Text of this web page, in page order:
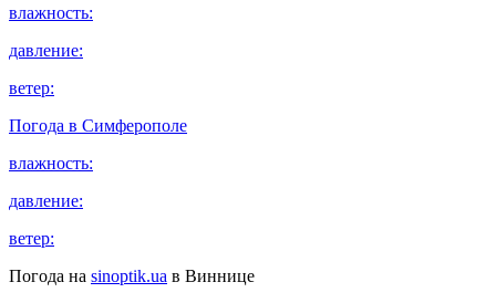
влажность:
давление:
ветер:
Погода в Симферополе
влажность:
давление:
ветер:
Погода на sinoptik.ua в Виннице